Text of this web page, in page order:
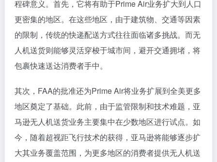
程碑意义。首先，它将有助于Prime Air业务扩大到人口
更密集的地区。在这些地区，由于建筑物、交通等因素
的限制，传统的快递配送方式往往面临诸多挑战。而无
人机送货则能够灵活穿梭于城市间，避开交通拥堵，将
包裹快速送达消费者手中。
其次，FAA的批准还为Prime Air将业务扩展到全美更多
地区奠定了基础。此前，由于监管限制和技术难题，亚
马逊无人机送货业务主要集中在少数地区进行试点。如
今，随着超视距飞行技术的获得，亚马逊将能够逐步扩
大其业务覆盖范围，为更多地区的消费者提供无人机送